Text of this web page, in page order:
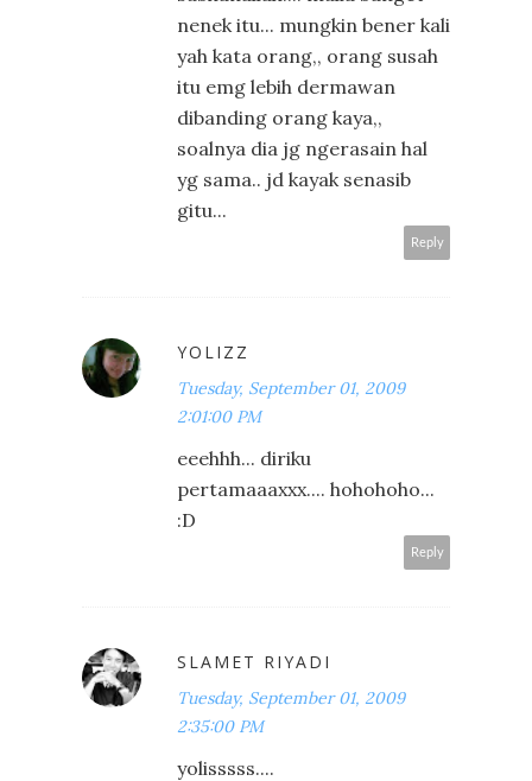
nenek itu... mungkin bener kali
yah kata orang,, orang susah
itu emg lebih dermawan
dibanding orang kaya,,
soalnya dia jg ngerasain hal
yg sama.. jd kayak senasib
gitu...
Reply
YOLIZZ
Tuesday, September 01, 2009
2:01:00 PM
eeehhh... diriku
pertamaaaxxx.... hohohoho...
:D
Reply
SLAMET RIYADI
Tuesday, September 01, 2009
2:35:00 PM
yolisssss....